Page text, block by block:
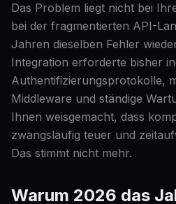
Das Problem liegt nicht bei
bei der fragmentierten API-
Jahren dieselben Fehler
Integration erforderte bisher
Authentifizierungsprotokolle,
Middleware und ständige
Ihnen weisgemacht, dass
zwangsläufig teuer und
Das stimmt nicht mehr.
Warum 2026 das